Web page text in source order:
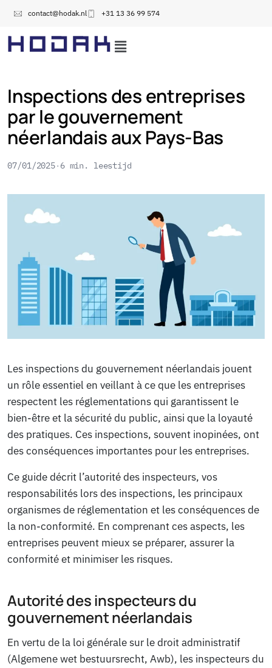
contact@hodak.nl +31 13 36 99 574
Inspections des entreprises
par le gouvernement
néerlandais aux Pays-Bas
07/01/2025 6 min. leestijd
Les inspections du gouvernement néerlandais jouent
un rôle essentiel en veillant à ce que les entreprises
respectent les réglementations qui garantissent le
bien-être et la sécurité du public, ainsi que la loyauté
des pratiques. Ces inspections, souvent inopinées, ont
des conséquences importantes pour les entreprises.
Ce guide décrit l’autorité des inspecteurs, vos
responsabilités lors des inspections, les principaux
organismes de réglementation et les conséquences de
la non-conformité. En comprenant ces aspects, les
entreprises peuvent mieux se préparer, assurer la
conformité et minimiser les risques.
Autorité des inspecteurs du
gouvernement néerlandais
En vertu de la loi générale sur le droit administratif
(Algemene wet bestuursrecht, Awb), les inspecteurs du